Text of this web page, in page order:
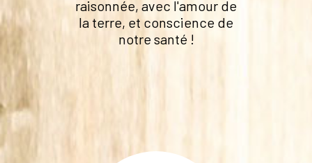
raisonnée, avec l'amour de
la terre, et conscience de
notre santé !